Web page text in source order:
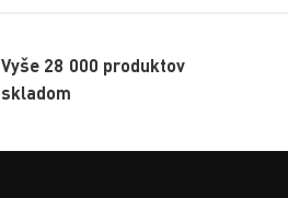
Vyše 28 000 produktov
skladom